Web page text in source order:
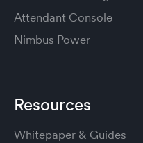
Attendant Console
Nimbus Power
Resources
Whitepaper & Guides